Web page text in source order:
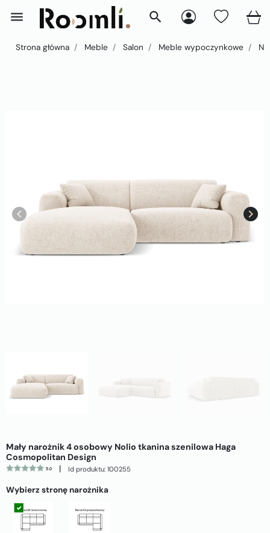
menu search
Strona główna Meble Salon Meble wypoczynkowe
Poprzedni
keyboard_arrow_left keyboard_arrow_right
Mały narożnik 4 osobowy Nolio tkanina szenilowa Haga
Cosmopolitan Design
5.0 | Id produktu: 100255
Wybierz stronę narożnika